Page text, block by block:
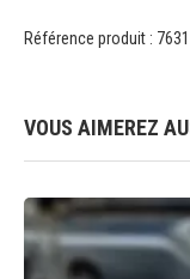
Référence produit :
VOUS AIMEREZ